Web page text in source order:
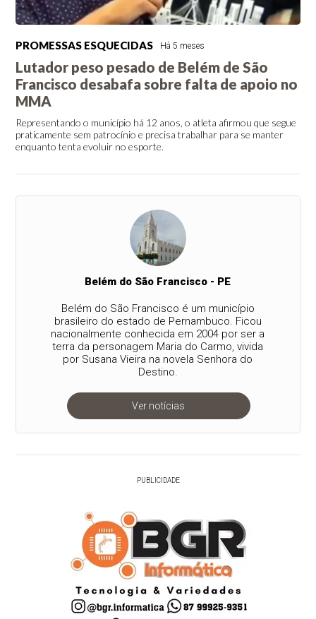
PROMESSAS ESQUECIDAS Há 5 meses
Lutador peso pesado de Belém de São
Francisco desabafa sobre falta de apoio no
MMA
Representando o município há 12 anos, o atleta afirmou que segue
praticamente sem patrocínio e precisa trabalhar para se manter
enquanto tenta evoluir no esporte.
Belém do São Francisco - PE
Belém do São Francisco é um município
brasileiro do estado de Pernambuco. Ficou
nacionalmente conhecida em 2004 por ser a
terra da personagem Maria do Carmo, vivida
por Susana Vieira na novela Senhora do
Destino.
Ver notícias
PUBLICIDADE